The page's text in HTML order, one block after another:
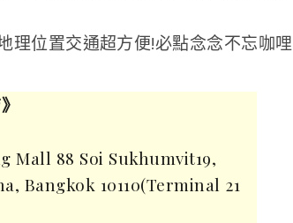
Mall 88 Soi Sukhumvit19,
Bangkok 10110(Terminal 21